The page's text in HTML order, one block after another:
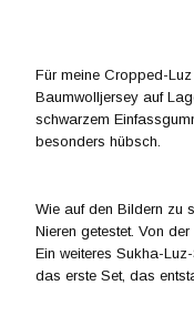
Für meine Cropped-
Baumwolljersey auf
schwarzem
besonders hübsch.
Wie auf den Bildern zu
Nieren getestet. Von
Ein weiteres Sukha-
das erste Set, das